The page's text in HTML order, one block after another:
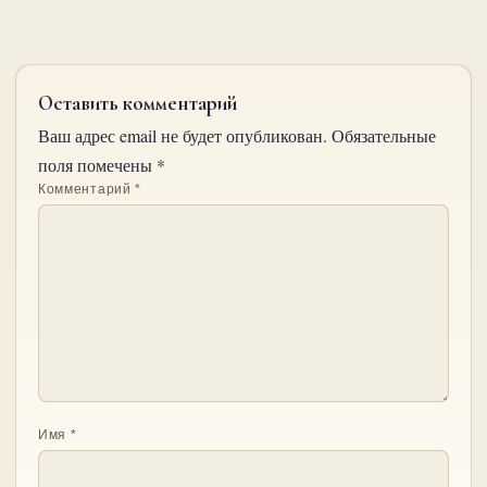
Оставить комментарий
Ваш адрес email не будет опубликован. Обязательные
поля помечены *
Комментарий*
Имя *